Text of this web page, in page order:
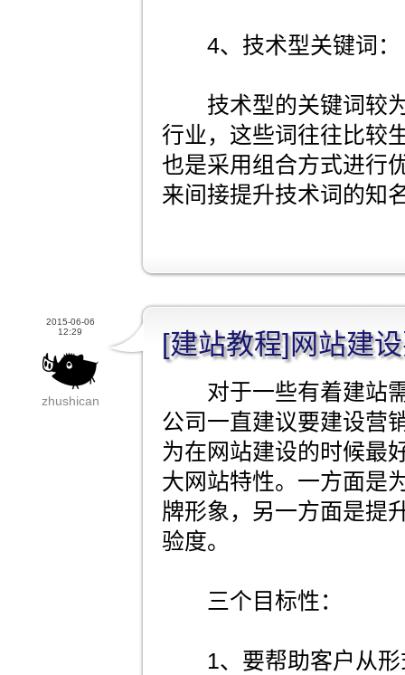
4、技术型关键词：
技术型的关键词较为
行业，这些词往往比较
也是采用组合方式进行
来间接提升技术词的知
2015-06-06
12:29
zhushican
[建站教程]网站建
对于一些有着建站需
公司一直建议要建设营
为在网站建设的时候最
大网站特性。一方面是
牌形象，另一方面是提
验度。
三个目标性：
1、要帮助客户从形